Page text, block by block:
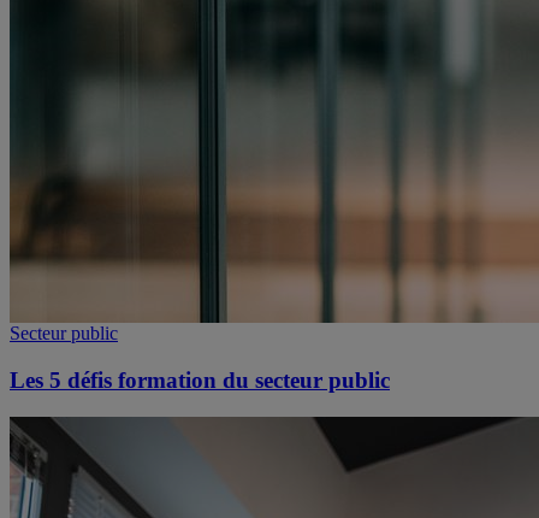
Secteur public
Les 5 défis formation du secteur public